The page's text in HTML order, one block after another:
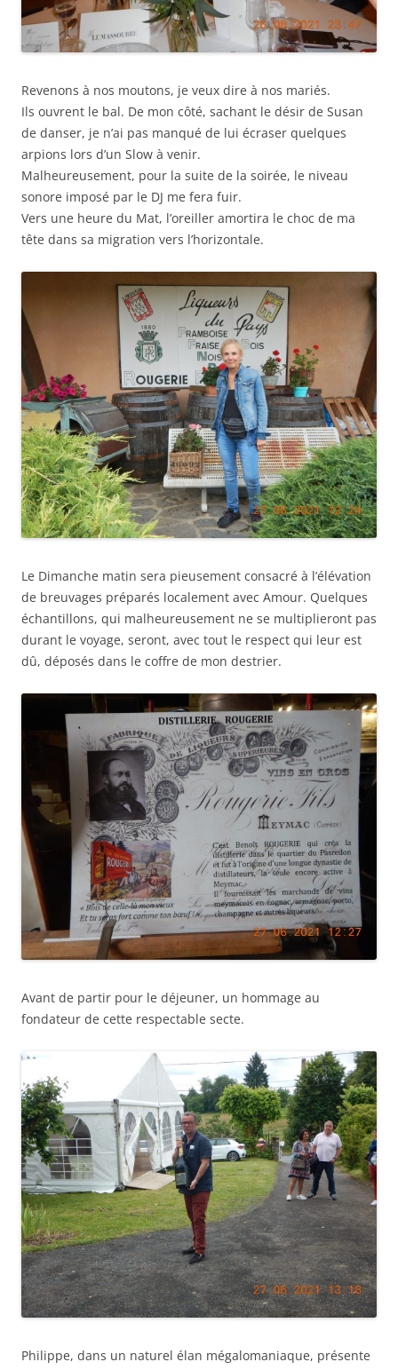
Revenons à nos moutons, je veux dire à nos mariés.
Ils ouvrent le bal. De mon côté, sachant le désir de Susan
de danser, je n’ai pas manqué de lui écraser quelques
arpions lors d’un Slow à venir.
Malheureusement, pour la suite de la soirée, le niveau
sonore imposé par le DJ me fera fuir.
Vers une heure du Mat, l’oreiller amortira le choc de ma
tête dans sa migration vers l’horizontale.
Le Dimanche matin sera pieusement consacré à l’élévation
de breuvages préparés localement avec Amour. Quelques
échantillons, qui malheureusement ne se multiplieront pas
durant le voyage, seront, avec tout le respect qui leur est
dû, déposés dans le coffre de mon destrier.
Avant de partir pour le déjeuner, un hommage au
fondateur de cette respectable secte.
Philippe, dans un naturel élan mégalomaniaque, présente